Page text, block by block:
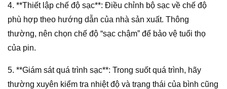
4. **Thiết lập chế độ sạc**: Điều chỉnh bộ sạc về chế độ
phù hợp theo hướng dẫn của nhà sản xuất. Thông
thường, nên chọn chế độ “sạc chậm” để bảo vệ tuổi thọ
của pin.
5. **Giám sát quá trình sạc**: Trong suốt quá trình, hãy
thường xuyên kiểm tra nhiệt độ và trạng thái của bình cũng